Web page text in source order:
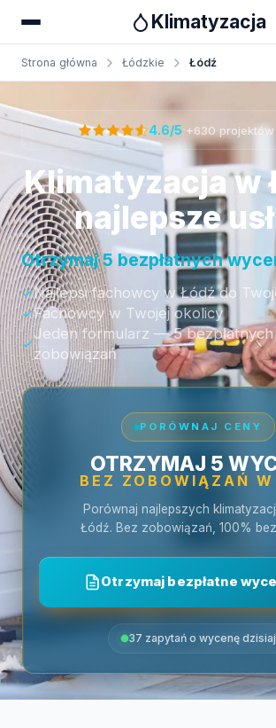
Klimatyzacja
Strona główna Łódzkie Łódź
Otrzymaj bezpłatną wycenę
4.6/5 +630
Klimatyzacja w
najlepsze
Otrzymaj 5 bezpłatnych
Najlepsi fachowcy w Łódź do
Fachowcy w Twojej okolicy
Jeden formularz — 5
zobowiązań
PORÓWNAJ CENY
OTRZYMAJ 5
BEZ ZOBOWIĄZAŃ
Porównaj najlepszych
Łódź. Bez zobowiązań, 100%
Otrzymaj bezpłatne
37 zapytań o wycenę dzisiaj